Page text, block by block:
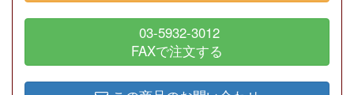
03-5932-3012
FAXで注文する